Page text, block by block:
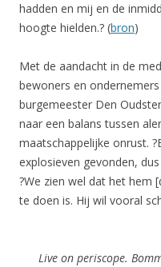
hadden en mij en de
hoogte hielden.? (bron)
Met de aandacht in de
bewoners en
burgemeester Den
naar een balans tussen
maatschappelijke onrust.
explosieven gevonden,
?We zien wel dat het hem
te doen is. Hij wil vooral
Live on periscope.